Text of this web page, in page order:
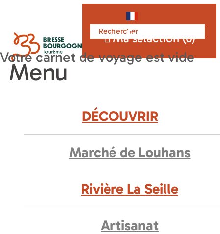
Français
Ma sélection (0)
Menu
DÉCOUVRIR
Marché de Louhans
Rivière La Seille
Artisanat